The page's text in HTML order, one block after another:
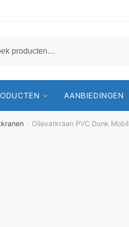
AANBIEDINGEN
/ Olievatkraan PVC Dunk Mobil